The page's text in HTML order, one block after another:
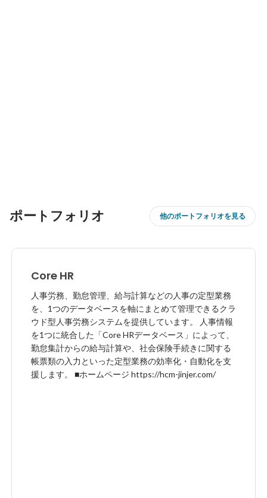
ポートフォリオ 他のポートフォリオを見る
Core HR
人事労務、勤怠管理、給与計算などの人事の定型業務
を、1つのデータベースを軸にまとめて管理できるクラ
ウド型人事労務システムを提供しています。 人事情報
を1つに統合した「Core HRデータベース」によって、
勤怠集計からの給与計算や、社会保険手続きに関する
帳票類の入力といった定型業務の効率化・自動化を支
援します。 ■ホームページ https://hcm-jinjer.com/